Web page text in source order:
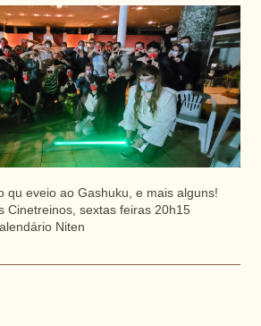
qu eveio ao Gashuku, e mais alguns!
Cinetreinos, sextas feiras 20h15
Niten